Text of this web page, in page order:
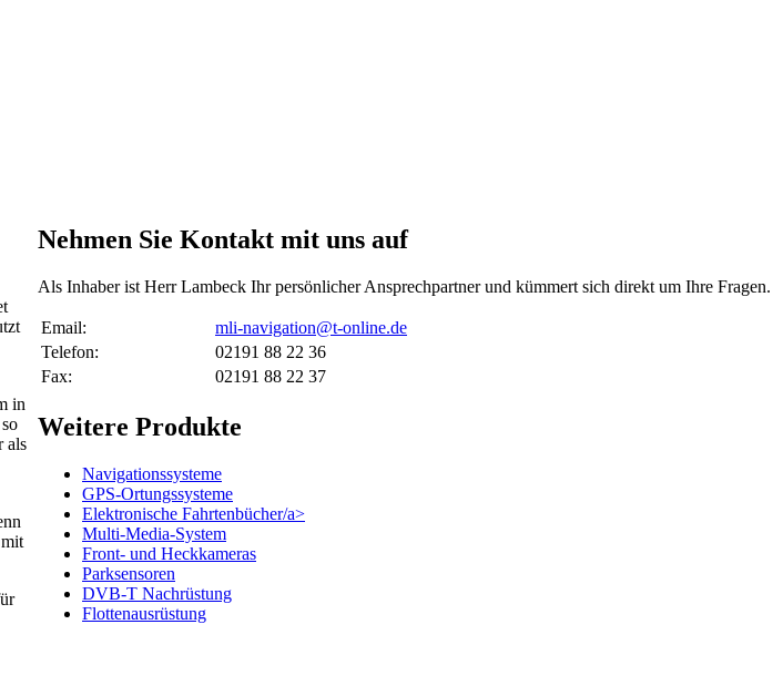
in
als
Nehmen Sie Kontakt mit uns auf
Als Inhaber ist Herr Lambeck Ihr persönlicher Ansprechpartner und kümmert sich direkt um Ihre Fragen.
Email:
mli-navigation@t-online.de
Telefon:
02191 88 22 36
Fax:
02191 88 22 37
Weitere Produkte
Navigationssysteme
GPS-Ortungssysteme
Elektronische Fahrtenbücher/a>
Multi-Media-System
Front- und Heckkameras
Parksensoren
DVB-T Nachrüstung
Flottenausrüstung